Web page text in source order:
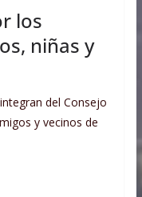
los
niñas y
del Consejo
y vecinos de